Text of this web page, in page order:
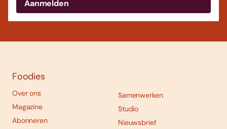
Foodies
Over ons
Magazine
Abonneren
Samenwerken
Studio
Nieuwsbrief